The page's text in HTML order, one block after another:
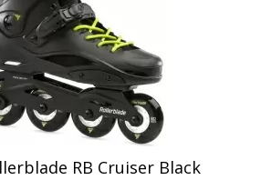
RB Cruiser Black